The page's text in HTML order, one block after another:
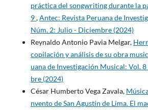
práctica del songwriting durante la
9,Antec: Revista Peruana de
Núm. 2: Julio - Diciembre (2024)
Reynaldo Antonio Pavia Melgar,
copilación y análisis de su obra
uana de Investigación Musical: Vol.
bre (2024)
César Humberto Vega Zavala,
nvento de San Agustín de Lima. El